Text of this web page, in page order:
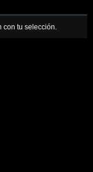
tu selección.